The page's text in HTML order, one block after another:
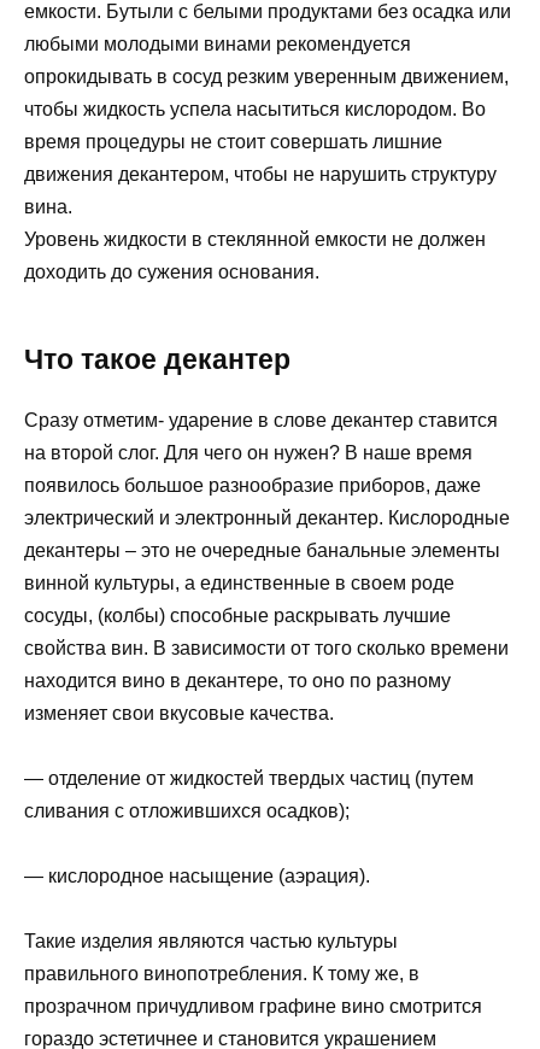
емкости. Бутыли с белыми продуктами без осадка или
любыми молодыми винами рекомендуется
опрокидывать в сосуд резким уверенным движением,
чтобы жидкость успела насытиться кислородом. Во
время процедуры не стоит совершать лишние
движения декантером, чтобы не нарушить структуру
вина.
Уровень жидкости в стеклянной емкости не должен
доходить до сужения основания.
Что такое декантер
Сразу отметим- ударение в слове декантер ставится
на второй слог. Для чего он нужен? В наше время
появилось большое разнообразие приборов, даже
электрический и электронный декантер. Кислородные
декантеры – это не очередные банальные элементы
винной культуры, а единственные в своем роде
сосуды, (колбы) способные раскрывать лучшие
свойства вин. В зависимости от того сколько времени
находится вино в декантере, то оно по разному
изменяет свои вкусовые качества.
— отделение от жидкостей твердых частиц (путем
сливания с отложившихся осадков);
— кислородное насыщение (аэрация).
Такие изделия являются частью культуры
правильного винопотребления. К тому же, в
прозрачном причудливом графине вино смотрится
гораздо эстетичнее и становится украшением